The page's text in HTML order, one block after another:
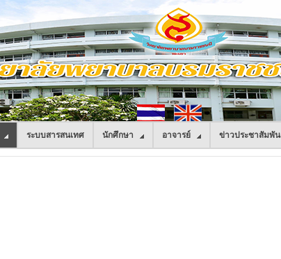
ระบบสารสนเทศ นักศึกษา อาจารย์ ข่าวประชาสัมพั